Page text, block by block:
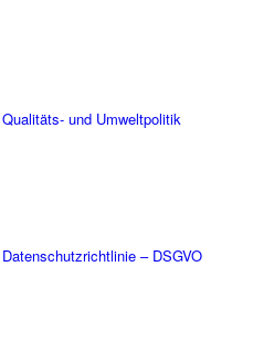
Qualitäts- und Umweltpolitik
Datenschutzrichtlinie – DSGVO